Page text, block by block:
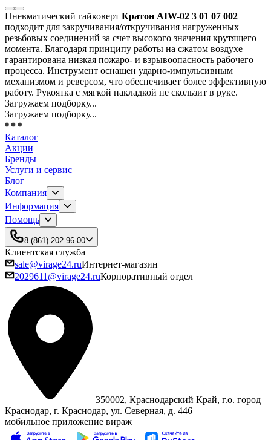
Пневматический гайковерт Кратон AIW-02 3 01 07 002
подходит для закручивания/откручивания нагруженных
резьбовых соединений за счет высокого значения крутящего
момента. Благодаря принципу работы на сжатом воздухе
гарантирована низкая пожаро- и взрывоопасность рабочего
процесса. Инструмент оснащен ударно-импульсивным
механизмом и реверсом, что обеспечивает более эффективную
работу. Рукоятка с мягкой накладкой не скользит в руке.
Загружаем подборку...
Загружаем подборку...
Каталог
Акции
Бренды
Услуги и сервис
Блог
Компания
Информация
Помощь
8 (861) 202-96-00
Клиентская служба
sale@virage24.ruИнтернет-магазин
2029611@virage24.ruКорпоративный отдел
350002, Краснодарский Край, г.о. город
Краснодар, г. Краснодар, ул. Северная, д. 446
мобильное приложение вираж